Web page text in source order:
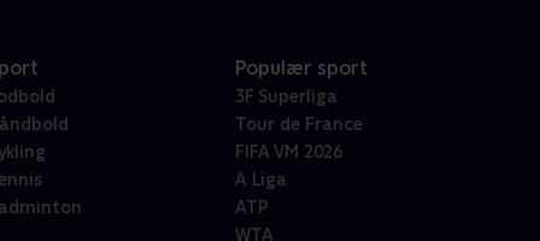
Populær sport
3F Superliga
Tour de France
FIFA VM 2026
A Liga
ATP
WTA